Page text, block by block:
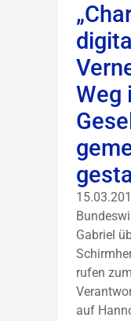
Weg
Gabriel
rufen
auf